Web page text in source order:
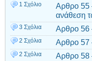
1 Σχόλιο
Αρθρο 55
ανάθεση
3 Σχόλια Αρθρο 56
2 Σχόλια Αρθρο 57
2 Σχόλια Αρθρο 58